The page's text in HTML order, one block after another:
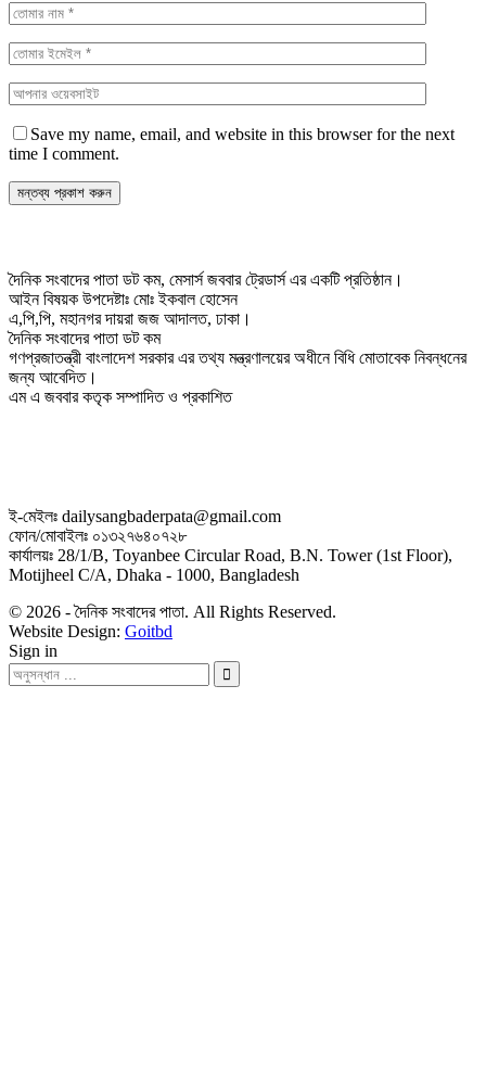
Save my name, email, and website in this browser for the next
time I comment.
দৈনিক সংবাদের পাতা ডট কম, মেসার্স জববার ট্রেডার্স এর একটি প্রতিষ্ঠান।
আইন বিষয়ক উপদেষ্টাঃ মোঃ ইকবাল হোসেন
এ,পি,পি, মহানগর দায়রা জজ আদালত, ঢাকা।
দৈনিক সংবাদের পাতা ডট কম
গণপ্রজাতন্ত্রী বাংলাদেশ সরকার এর তথ্য মন্ত্রণালয়ের অধীনে বিধি মোতাবেক নিবন্ধনের
জন্য আবেদিত।
এম এ জববার কতৃক সম্পাদিত ও প্রকাশিত
ই-মেইলঃ dailysangbaderpata@gmail.com
ফোন/মোবাইলঃ ০১৩২৭৬৪০৭২৮
কার্যালয়ঃ 28/1/B, Toyanbee Circular Road, B.N. Tower (1st Floor),
Motijheel C/A, Dhaka - 1000, Bangladesh
© 2026 - দৈনিক সংবাদের পাতা. All Rights Reserved.
Website Design: Goitbd
Sign in